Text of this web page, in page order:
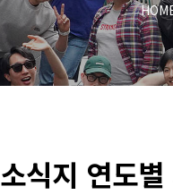
소식지 연도